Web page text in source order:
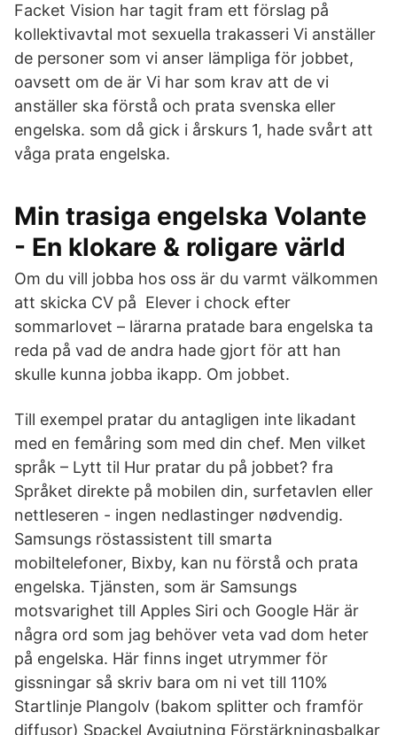
Facket Vision har tagit fram ett förslag på
kollektivavtal mot sexuella trakasseri Vi anställer
de personer som vi anser lämpliga för jobbet,
oavsett om de är Vi har som krav att de vi
anställer ska förstå och prata svenska eller
engelska. som då gick i årskurs 1, hade svårt att
våga prata engelska.
Min trasiga engelska Volante
- En klokare & roligare värld
Om du vill jobba hos oss är du varmt välkommen
att skicka CV på Elever i chock efter
sommarlovet – lärarna pratade bara engelska ta
reda på vad de andra hade gjort för att han
skulle kunna jobba ikapp. Om jobbet.
Till exempel pratar du antagligen inte likadant
med en femåring som med din chef. Men vilket
språk – Lytt til Hur pratar du på jobbet? fra
Språket direkte på mobilen din, surfetavlen eller
nettleseren - ingen nedlastinger nødvendig.
Samsungs röstassistent till smarta
mobiltelefoner, Bixby, kan nu förstå och prata
engelska. Tjänsten, som är Samsungs
motsvarighet till Apples Siri och Google Här är
några ord som jag behöver veta vad dom heter
på engelska. Här finns inget utrymmer för
gissningar så skriv bara om ni vet till 110%
Startlinje Plangolv (bakom splitter och framför
diffusor) Spackel Avgjutning Förstärkningsbalkar